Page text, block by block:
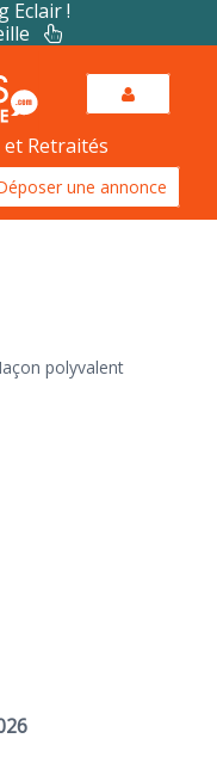
Eclair !
et Retraités
une annonce
polyvalent